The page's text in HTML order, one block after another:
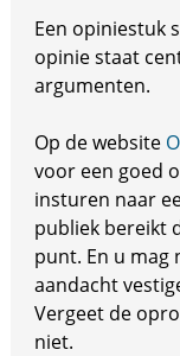
Een opiniestuk
opinie staat
argumenten.
Op de website
voor een goed
insturen naar
publiek bereikt
punt. En u
aandacht
Vergeet de
niet.